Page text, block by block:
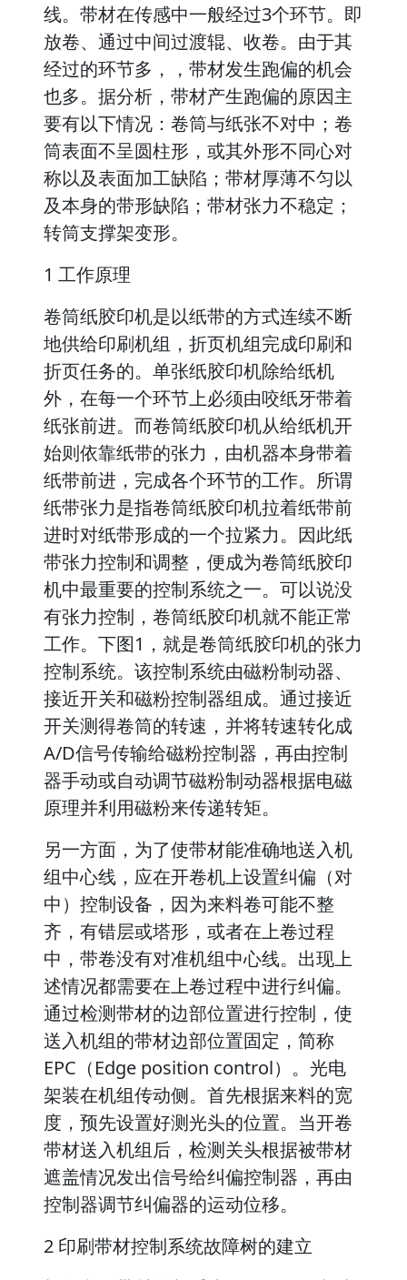
线。带材在传感中一般经过3个环节。即
放卷、通过中间过渡辊、收卷。由于其
经过的环节多，，带材发生跑偏的机会
也多。据分析，带材产生跑偏的原因主
要有以下情况：卷筒与纸张不对中；卷
筒表面不呈圆柱形，或其外形不同心对
称以及表面加工缺陷；带材厚薄不匀以
及本身的带形缺陷；带材张力不稳定；
转筒支撑架变形。
1 工作原理
卷筒纸胶印机是以纸带的方式连续不断
地供给印刷机组，折页机组完成印刷和
折页任务的。单张纸胶印机除给纸机
外，在每一个环节上必须由咬纸牙带着
纸张前进。而卷筒纸胶印机从给纸机开
始则依靠纸带的张力，由机器本身带着
纸带前进，完成各个环节的工作。所谓
纸带张力是指卷筒纸胶印机拉着纸带前
进时对纸带形成的一个拉紧力。因此纸
带张力控制和调整，便成为卷筒纸胶印
机中最重要的控制系统之一。可以说没
有张力控制，卷筒纸胶印机就不能正常
工作。下图1，就是卷筒纸胶印机的张力
控制系统。该控制系统由磁粉制动器、
接近开关和磁粉控制器组成。通过接近
开关测得卷筒的转速，并将转速转化成
A/D信号传输给磁粉控制器，再由控制
器手动或自动调节磁粉制动器根据电磁
原理并利用磁粉来传递转矩。
另一方面，为了使带材能准确地送入机
组中心线，应在开卷机上设置纠偏（对
中）控制设备，因为来料卷可能不整
齐，有错层或塔形，或者在上卷过程
中，带卷没有对准机组中心线。出现上
述情况都需要在上卷过程中进行纠偏。
通过检测带材的边部位置进行控制，使
送入机组的带材边部位置固定，简称
EPC（Edge position control）。光电
架装在机组传动侧。首先根据来料的宽
度，预先设置好测光头的位置。当开卷
带材送入机组后，检测关头根据被带材
遮盖情况发出信号给纠偏控制器，再由
控制器调节纠偏器的运动位移。
2 印刷带材控制系统故障树的建立